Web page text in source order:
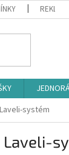
systém
Laveli-